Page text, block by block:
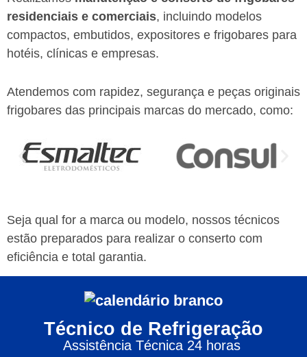
residenciais e comerciais, incluindo modelos
compactos, embutidos, expositores e frigobares para
hotéis, clínicas e empresas.
Atendemos com rapidez, segurança e peças originais
frigobares das principais marcas do mercado, como:
Seja qual for a marca ou modelo, nossos técnicos
estão preparados para realizar o conserto com
eficiência e total garantia.
Técnico de Refrigeração
Assistência Técnica 24 horas